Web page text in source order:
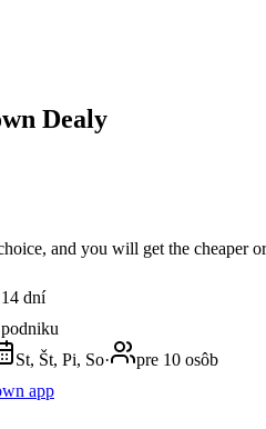
Dealy
and you will get the cheaper
dní
St, Št, Pi, So·
pre 10 osôb
app